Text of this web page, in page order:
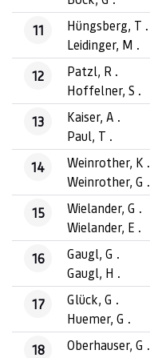
11
Hüngsberg, T .
Leidinger, M .
12
Patzl, R .
Hoffelner, S .
13
Kaiser, A .
Paul, T .
14
Weinrother, K .
Weinrother, G .
15
Wielander, G .
Wielander, E .
16
Gaugl, G .
Gaugl, H .
17
Glück, G .
Huemer, G .
18
Oberhauser, G .